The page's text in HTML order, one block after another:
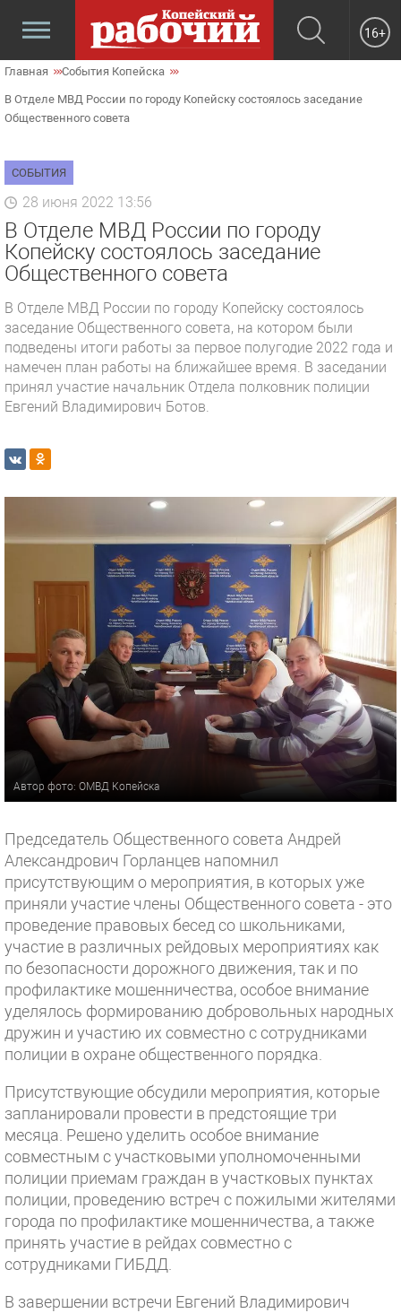
16+
Главная События Копейска
В Отделе МВД России по городу Копейску состоялось заседание
Общественного совета
СОБЫТИЯ
28 июня 2022 13:56
В Отделе МВД России по городу
Копейску состоялось заседание
Общественного совета
В Отделе МВД России по городу Копейску состоялось
заседание Общественного совета, на котором были
подведены итоги работы за первое полугодие 2022 года и
намечен план работы на ближайшее время. В заседании
принял участие начальник Отдела полковник полиции
Евгений Владимирович Ботов.
Автор фото: ОМВД Копейска
Председатель Общественного совета Андрей
Александрович Горланцев напомнил
присутствующим о мероприятия, в которых уже
приняли участие члены Общественного совета - это
проведение правовых бесед со школьниками,
участие в различных рейдовых мероприятиях как
по безопасности дорожного движения, так и по
профилактике мошенничества, особое внимание
уделялось формированию добровольных народных
дружин и участию их совместно с сотрудниками
полиции в охране общественного порядка.
Присутствующие обсудили мероприятия, которые
запланировали провести в предстоящие три
месяца. Решено уделить особое внимание
совместным с участковыми уполномоченными
полиции приемам граждан в участковых пунктах
полиции, проведению встреч с пожилыми жителями
города по профилактике мошенничества, а также
принять участие в рейдах совместно с
сотрудниками ГИБДД.
В завершении встречи Евгений Владимирович